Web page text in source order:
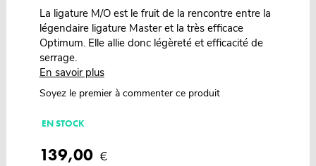
La ligature M/O est le fruit de la rencontre entre la
légendaire ligature Master et la très efficace
Optimum. Elle allie donc légèreté et efficacité de
serrage.
En savoir plus
Soyez le premier à commenter ce produit
EN STOCK
139,00 €